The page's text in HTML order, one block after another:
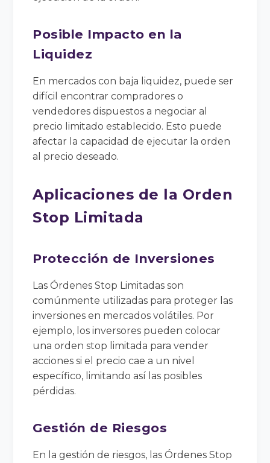
Posible Impacto en la
Liquidez
En mercados con baja liquidez, puede ser
difícil encontrar compradores o
vendedores dispuestos a negociar al
precio limitado establecido. Esto puede
afectar la capacidad de ejecutar la orden
al precio deseado.
Aplicaciones de la Orden
Stop Limitada
Protección de Inversiones
Las Órdenes Stop Limitadas son
comúnmente utilizadas para proteger las
inversiones en mercados volátiles. Por
ejemplo, los inversores pueden colocar
una orden stop limitada para vender
acciones si el precio cae a un nivel
específico, limitando así las posibles
pérdidas.
Gestión de Riesgos
En la gestión de riesgos, las Órdenes Stop